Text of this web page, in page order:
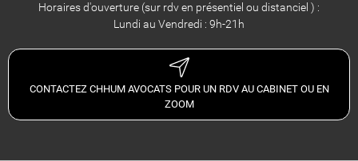
Horaires d'ouverture (sur rdv en présentiel ou distanciel ) :
Lundi au Vendredi : 9h-21h
CONTACTEZ CHHUM AVOCATS POUR UN RDV AU CABINET OU EN
ZOOM